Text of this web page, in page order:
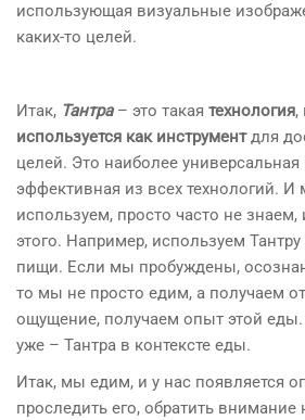
использующая визуальные
каких-то целей.
Итак, Тантра– это такая технология,
используется как инструментдля
целей. Это наиболее
эффективная из всех технологий. И
используем, просто часто не
этого. Например, используем
пищи. Если мы пробуждены,
то мы не просто едим, а получаем
ощущение, получаем опыт этой еды.
уже – Тантра в контексте еды.
Итак, мы едим, и у нас появляется
проследить его, обратить внимание